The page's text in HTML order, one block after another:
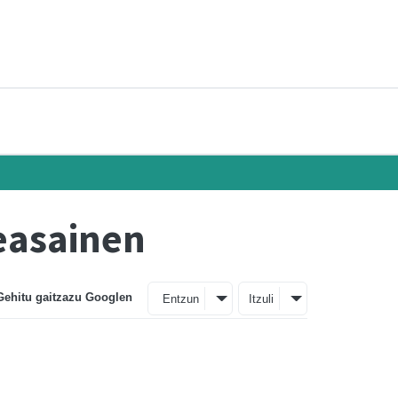
gaitzazu Googlen Entzun Itzuli